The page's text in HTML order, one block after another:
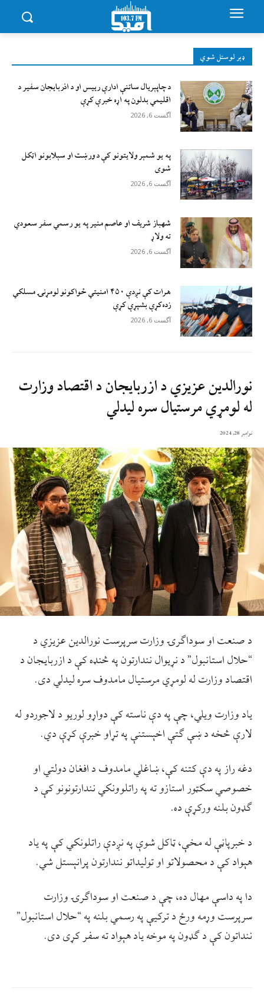
ډېر لوستل شوي
د چاپېریال ساتنې ادارې رییس او د اذربایجان سفیر د
اقلیمي بدلون په اړه خبرې کړې
آگست 6, 2026
په یو شمېر ولایتونو کې د ورښت او سېلابونو اټکل
شوی
آگست 6, 2026
شهباز شریف او عاصم منیر په یو رسمي سفر سعودي
ته ولاړ
آگست 6, 2026
هرات کې نږدې ۴۵۰ امنيتي ځواکونو لومړنۍ مسلکي
زده‌کړې بشپړې کړې
آگست 6, 2026
نورالدين عزيزي د ازربايجان د اقتصاد وزارت
له لومړي مرستيال سره ليدلي
نوامبر 28, 2024
د صنعت او سوداګرۍ وزارت سرپرست نورالدين عزيزي د
“حلال استانبول” د نړيوال نندارتون په څنډه کې د ازربايجان د
اقتصاد وزارت له لومړي مرستيال مامدوف سره ليدلي دی.
ياد وزارت ويلي، چې په دې ناسته کې دواړو لوريو د لاجوردو له
لارې څخه د ښې ګتې اخېستنې په تړاو خبرې کړې دي.
دغه راز په دې کتنه کې، ښاغلي مامدوف د افغان دولتي او
خصوصي سکټور استازو ته په راتلوونکي نندارتونونو کې د
ګډون بلنه ورکړې ده.
د خبرپاڼې له مخې، ټاکل شوې په نږدې راتلونکي کې په ياد
هېواد کې د محصولاتو او توليداتو نندارتون پرانېستل شي.
دا په داسې مهال ده، چې د صنعت او سوداګرۍ وزارت
سرپرست وړمه ورځ د ترکيې په رسمي بلنه په “حلال استانبول”
ننداتون کې د ګډون په موخه ياد هېواد ته سفر کړی دی.